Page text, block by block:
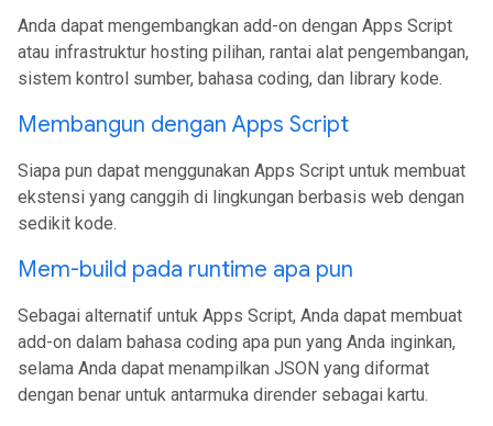
Anda dapat mengembangkan add-on dengan Apps Script
atau infrastruktur hosting pilihan, rantai alat pengembangan,
sistem kontrol sumber, bahasa coding, dan library kode.
Membangun dengan Apps Script
Siapa pun dapat menggunakan Apps Script untuk membuat
ekstensi yang canggih di lingkungan berbasis web dengan
sedikit kode.
Mem-build pada runtime apa pun
Sebagai alternatif untuk Apps Script, Anda dapat membuat
add-on dalam bahasa coding apa pun yang Anda inginkan,
selama Anda dapat menampilkan JSON yang diformat
dengan benar untuk antarmuka dirender sebagai kartu.